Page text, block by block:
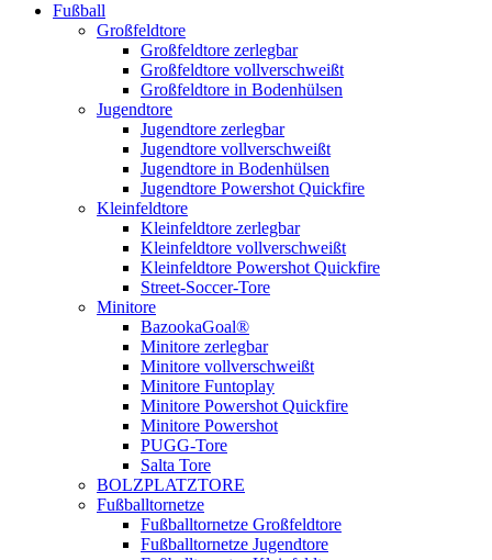
Fußball
Großfeldtore
Großfeldtore zerlegbar
Großfeldtore vollverschweißt
Großfeldtore in Bodenhülsen
Jugendtore
Jugendtore zerlegbar
Jugendtore vollverschweißt
Jugendtore in Bodenhülsen
Jugendtore Powershot Quickfire
Kleinfeldtore
Kleinfeldtore zerlegbar
Kleinfeldtore vollverschweißt
Kleinfeldtore Powershot Quickfire
Street-Soccer-Tore
Minitore
BazookaGoal®
Minitore zerlegbar
Minitore vollverschweißt
Minitore Funtoplay
Minitore Powershot Quickfire
Minitore Powershot
PUGG-Tore
Salta Tore
BOLZPLATZTORE
Fußballtornetze
Fußballtornetze Großfeldtore
Fußballtornetze Jugendtore